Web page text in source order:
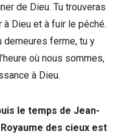
de Dieu. Tu trouveras
Dieu et à fuir le péché.
ferme, tu y
où nous sommes,
à Dieu.
le temps de Jean-
des cieux est